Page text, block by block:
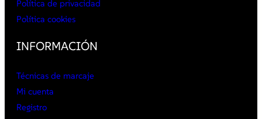
Política de privacidad
Política cookies
INFORMACIÓN
Técnicas de marcaje
Mi cuenta
Registro